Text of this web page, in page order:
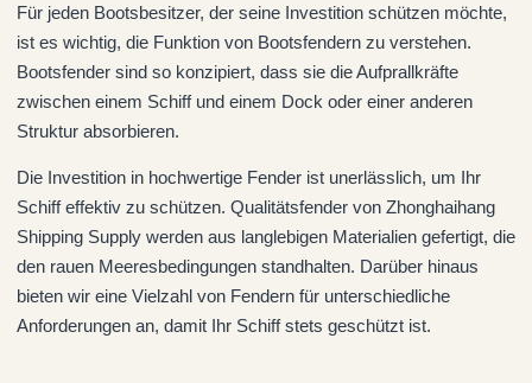
Für jeden Bootsbesitzer, der seine Investition schützen möchte,
ist es wichtig, die Funktion von Bootsfendern zu verstehen.
Bootsfender sind so konzipiert, dass sie die Aufprallkräfte
zwischen einem Schiff und einem Dock oder einer anderen
Struktur absorbieren.
Die Investition in hochwertige Fender ist unerlässlich, um Ihr
Schiff effektiv zu schützen. Qualitätsfender von Zhonghaihang
Shipping Supply werden aus langlebigen Materialien gefertigt, die
den rauen Meeresbedingungen standhalten. Darüber hinaus
bieten wir eine Vielzahl von Fendern für unterschiedliche
Anforderungen an, damit Ihr Schiff stets geschützt ist.